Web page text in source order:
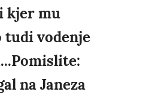
kjer mu
tudi vodenje
na Janeza